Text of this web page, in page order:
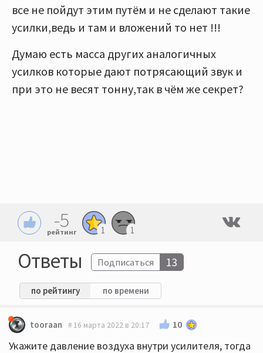
все не пойдут этим путём и не сделают такие
усилки,ведь и там и вложений то нет !!!
Думаю есть масса других аналогичных
усилков которые дают потрясающий звук и
при это не весят тонну,так в чём же секрет?
-5
рейтинг 1 1
Ответы Подписаться 13
по рейтингу по времени
tooraan 16 марта 2022 в 20:17 10
Укажите давление воздуха внутри усилителя, тогда